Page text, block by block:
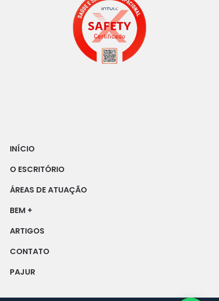
INÍCIO
O ESCRITÓRIO
ÁREAS DE ATUAÇÃO
BEM +
ARTIGOS
CONTATO
PAJUR